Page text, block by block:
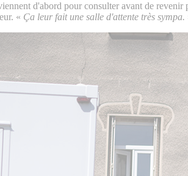
d'abord pour consulter avant de
« Ça leur fait une salle d'attente très sympa.